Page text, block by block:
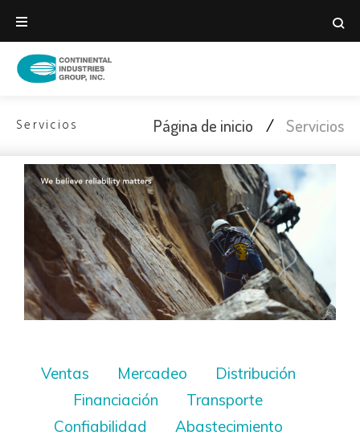
Servicios Página de inicio / Servicios
Ventas Mercadeo
Distribución
Financiación
Transporte
Confiabilidad
Abastecimiento